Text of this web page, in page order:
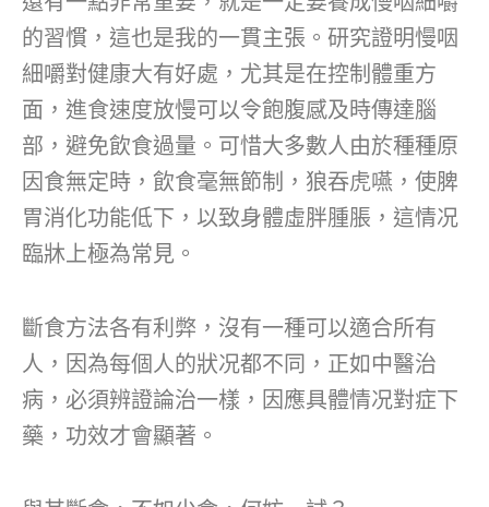
的習慣，這也是我的一貫主張。研究證明慢咽
細嚼對健康大有好處，尤其是在控制體重方
面，進食速度放慢可以令飽腹感及時傳達腦
部，避免飲食過量。可惜大多數人由於種種原
因食無定時，飲食毫無節制，狼吞虎嚥，使脾
胃消化功能低下，以致身體虛胖腫脹，這情况
臨牀上極為常見。
斷食方法各有利弊，沒有一種可以適合所有
人，因為每個人的狀况都不同，正如中醫治
病，必須辨證論治一樣，因應具體情况對症下
藥，功效才會顯著。